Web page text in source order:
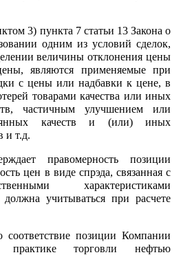
3) пункта 7 статьи 13 Закона о
одним из условий сделок,
величины отклонения цены
являются применяемые при
с цены или надбавки к цене, в
товарами качества или иных
частичным улучшением или
качеств и (или) иных
и т.д.
правомерность позиции
цен в виде спрэда, связанная с
характеристиками
учитываться при расчете
позиции Компании
практике торговли нефтью